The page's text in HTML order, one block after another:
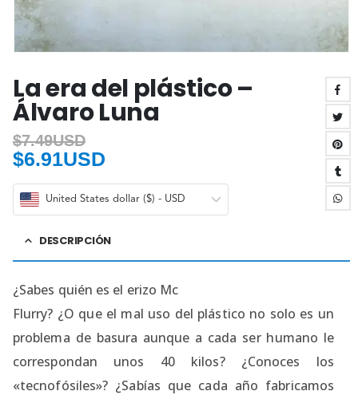
La era del plástico –
Álvaro Luna
$7.49USD
$6.91USD
United States dollar ($) - USD
DESCRIPCIÓN
¿Sabes quién es el erizo Mc
Flurry? ¿O que el mal uso del plástico no solo es un
problema de basura aunque a cada ser humano le
correspondan unos 40 kilos? ¿Conoces los
«tecnofósiles»? ¿Sabías que cada año fabricamos